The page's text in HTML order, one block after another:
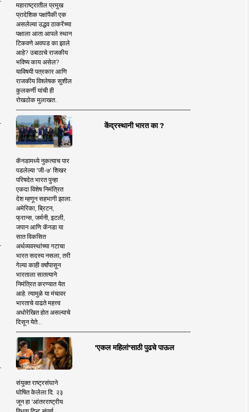
महाराष्ट्रातील प्रमुख
प्रादेशिक पक्षांपैकी एक
असलेल्या उद्धव ठाकरेंच्या
पक्षाला आता आपले स्थान
टिकवणे अवघड का झाले
आहे? उबाठाचे राजकीय
भविष्य काय असेल?
याविषयी पत्रकार आणि
राजकीय विश्लेषक सुशील
कुलकर्णी यांची ही
रोखठोक मुलाखत..
केंद्रस्थानी भारत का ?
कॅनडामध्ये नुकत्याच पार
पडलेल्या 'जी-७' शिखर
परिषदेत भारत पुन्हा
एकदा विशेष निमंत्रित
देश म्हणून सहभागी झाला.
अमेरिका, ब्रिटन,
फ्रान्स, जर्मनी, इटली,
जपान आणि कॅनडा या
सात विकसित
अर्थव्यवस्थांच्या गटाचा
भारत सदस्य नसला, तरी
गेल्या काही वर्षांपासून
भारताला सातत्याने
निमंत्रित करण्यात येत
आहे. त्यामुळे या मंचावर
भारताचे वाढते महत्त्व
अधोरेखित होत असल्याचे
दिसून येते...
'एकल महिलां'साठी पुढचे पाऊल
संयुक्त राष्ट्रसंघाने
घोषित केलेला दि. २३
जून हा 'आंतरराष्ट्रीय